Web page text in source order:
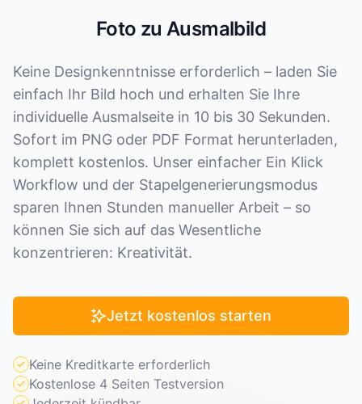
Foto zu Ausmalbild
Keine Designkenntnisse erforderlich – laden Sie
einfach Ihr Bild hoch und erhalten Sie Ihre
individuelle Ausmalseite in 10 bis 30 Sekunden.
Sofort im PNG oder PDF Format herunterladen,
komplett kostenlos. Unser einfacher Ein Klick
Workflow und der Stapelgenerierungsmodus
sparen Ihnen Stunden manueller Arbeit – so
können Sie sich auf das Wesentliche
konzentrieren: Kreativität.
Jetzt kostenlos starten
Keine Kreditkarte erforderlich
Kostenlose 4 Seiten Testversion